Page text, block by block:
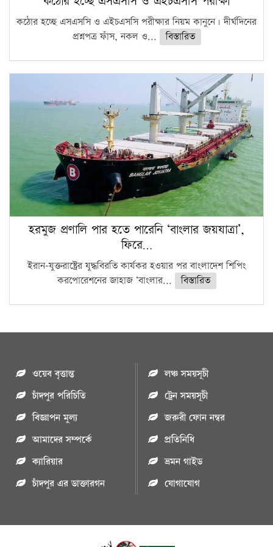
কঠোর হচ্ছে এসএসসি ও এইচএসসি পরীক্ষার নিয়ম কানুনে। দীর্ঘদিনের
প্রশ্নপত্র ফাঁস, নকল ও...
বিস্তারিত
হরমুজ প্রণালি পার হতে পারেনি ‘বাংলার জয়যাত্রা’,
ফিরে…
ইরান-যুক্তরাষ্ট্রের যুদ্ধবিরতি কার্যকর হওয়ার পর বাংলাদেশ শিপিং
করপোরেশনের জাহাজ ‘বাংলার...
বিস্তারিত
ওয়েব বৃত্তান্ত
চাঁদপুর পরিচিতি
বিজ্ঞাপন মুল্য
আমাদের সম্পর্কে
ক্যারিয়ার
চাঁদপুর এর ডাক্তারগন
লঞ্চ সময়সূচী
ট্রেন সময়সূচী
জরুরী ফোন নম্বর
প্রতিনিধি
ভ্রমন গাইড
যোগাযোগ